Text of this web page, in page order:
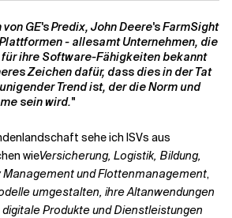
GE's Predix, John Deere's FarmSight
- allesamt Unternehmen, die
ihre Software-Fähigkeiten bekannt
Zeichen dafür, dass dies in der Tat
Trend ist, der die Norm und
sein wird."
sehe ich ISVs aus
wieVersicherung, Logistik, Bildung,
Management und Flottenmanagement,
umgestalten, ihre Altanwendungen
Produkte und Dienstleistungen